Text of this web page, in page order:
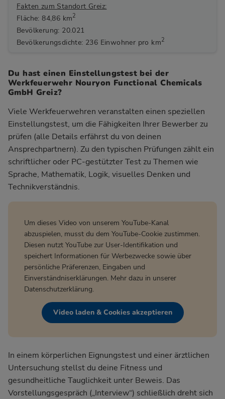
Fakten zum Standort Greiz:
Fläche: 84,86 km2
Bevölkerung: 20.021
Bevölkerungsdichte: 236 Einwohner pro km2
Du hast einen Einstellungstest bei der
Werkfeuerwehr Nouryon Functional Chemicals
GmbH Greiz?
Viele Werkfeuerwehren veranstalten einen speziellen
Einstellungstest, um die Fähigkeiten Ihrer Bewerber zu
prüfen (alle Details erfährst du von deinen
Ansprechpartnern). Zu den typischen Prüfungen zählt ein
schriftlicher oder PC-gestützter Test zu Themen wie
Sprache, Mathematik, Logik, visuelles Denken und
Technikverständnis.
Um dieses Video von unserem YouTube-Kanal
abzuspielen, musst du dem YouTube-Cookie zustimmen.
Diesen nutzt YouTube zur User-Identifikation und
speichert Informationen für Werbezwecke sowie über
persönliche Präferenzen, Eingaben und
Einverständniserklärungen. Mehr dazu in unserer
Datenschutzerklärung.
Video laden & Cookies akzeptieren
In einem körperlichen Eignungstest und einer ärztlichen
Untersuchung stellst du deine Fitness und
gesundheitliche Tauglichkeit unter Beweis. Das
Vorstellungsgespräch („Interview“) schließlich dreht sich